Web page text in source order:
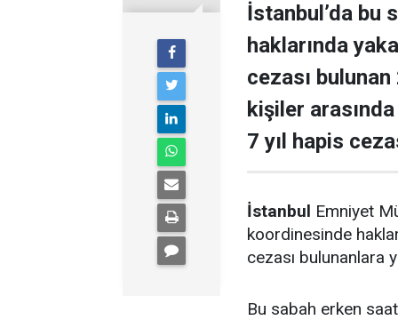
İstanbul’da bu
haklarında
cezası
kişiler
7 yıl hapis
İstanbul Emniyet
koordinesinde
cezası bulunanlara
Bu sabah erken